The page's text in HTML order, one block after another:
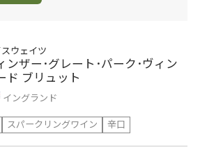
スウェイツ
ンザー･グレート･パーク･ヴィン
ド ブリュット
イングランド
スパークリングワイン 辛口